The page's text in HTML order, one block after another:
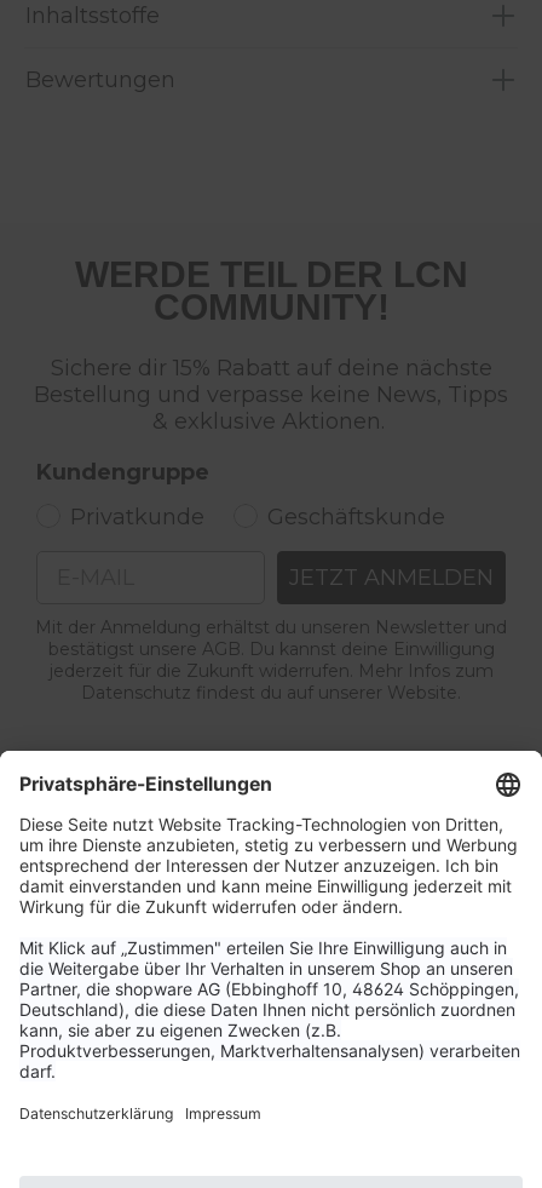
Inhaltsstoffe
Bewertungen
WERDE TEIL DER LCN
COMMUNITY!
Sichere dir 15% Rabatt auf deine nächste
Bestellung und verpasse keine News, Tipps
& exklusive Aktionen.
Kundengruppe
Privatkunde
Geschäftskunde
JETZT ANMELDEN
Mit der Anmeldung erhältst du unseren Newsletter und
bestätigst unsere AGB. Du kannst deine Einwilligung
jederzeit für die Zukunft widerrufen. Mehr Infos zum
Datenschutz findest du auf unserer Website.
Unternehmen
Aktuelle Themen